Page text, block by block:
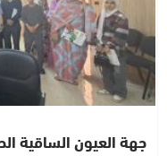
جهة العيون الساقية